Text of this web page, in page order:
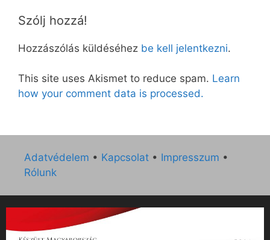
Szólj hozzá!
Hozzászólás küldéséhez be kell jelentkezni.
This site uses Akismet to reduce spam. Learn
how your comment data is processed.
Adatvédelem • Kapcsolat • Impresszum •
Rólunk